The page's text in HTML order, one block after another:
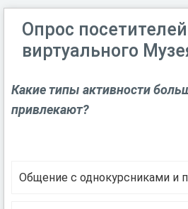
Опрос посетителей
виртуального
Какие типы активности
привлекают?
Общение с однокурсниками и